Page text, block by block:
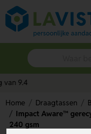
Home Draagtassen
Impact Aware™
240 gsm